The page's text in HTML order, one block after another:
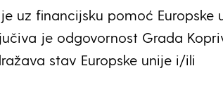
uz financijsku pomoć Europske
je odgovornost Grada
stav Europske unije i/ili